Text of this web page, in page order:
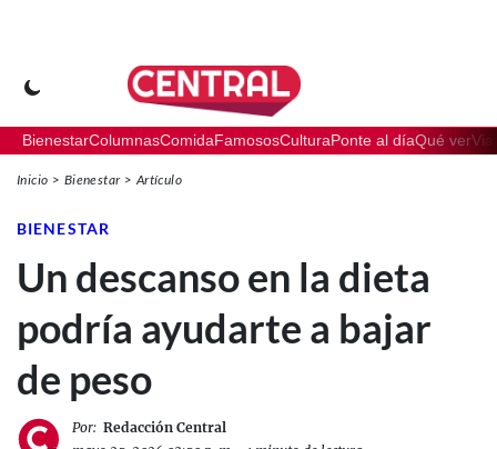
BienestarColumnasComidaFamososCulturaPonte al díaQué ver
Inicio Bienestar Artículo
BIENESTAR
Un descanso en la dieta
podría ayudarte a bajar
de peso
Por: Redacción Central